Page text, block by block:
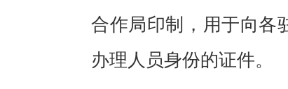
合作局印制，用于向各
办理人员身份的证件。